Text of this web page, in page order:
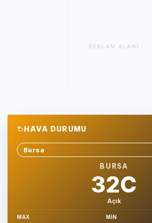
REKLAM ALANI
HAVA DURUMU
Sehir sec
BURSA
32C
Açık
MAX MIN